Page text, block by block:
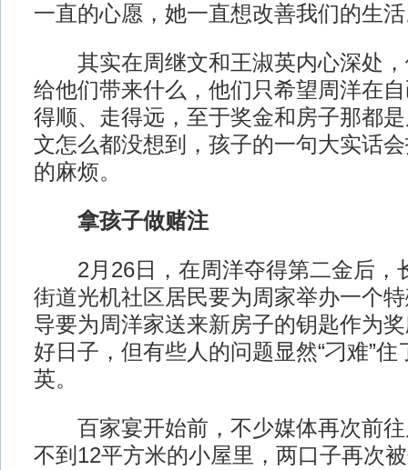
一直的心愿，她一直想改善我们的生活
其实在周继文和王淑英内心深处，
给他们带来什么，他们只希望周洋在
得顺、走得远，至于奖金和房子那都
文怎么都没想到，孩子的一句大实话
的麻烦。
拿孩子做赌注
2月26日，在周洋夺得第二金后，
街道光机社区居民要为周家举办一个
导要为周洋家送来新房子的钥匙作为
好日子，但有些人的问题显然“刁难”
英。
百家宴开始前，不少媒体再次前往
不到12平方米的小屋里，两口子再次